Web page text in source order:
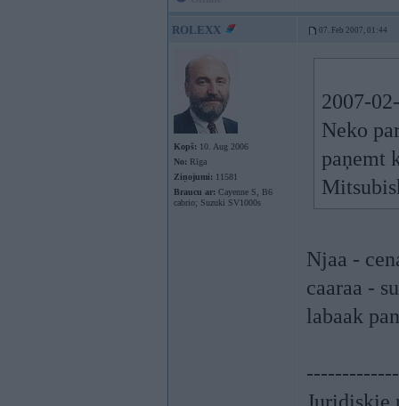
ROLEXX 07. Feb 2007, 01:44
Kopš: 10. Aug 2006
No: Rīga
Ziņojumi: 11581
Braucu ar: Cayenne S, B6
cabrio; Suzuki SV1000s
2007-
Neko
paņemt
Njaa -
caaraa -
labaak